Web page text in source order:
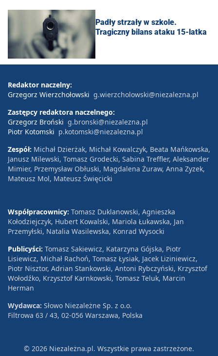
Padły strzały w szkole.
Tragiczny bilans ataku 15-latka
Redaktor naczelny:
Grzegorz Wierzchołowski g.wierzcholowski@niezalezna.pl
Zastępcy redaktora naczelnego:
Grzegorz Broński g.bronski@niezalezna.pl
Piotr Kotomski p.kotomski@niezalezna.pl
Zespół: Michał Dzierżak, Michał Kowalczyk, Beata Mańkowska,
Janusz Milewski, Tomasz Grodecki, Sabina Treffler, Aleksander
Mimier, Przemysław Obłuski, Magdalena Żuraw, Anna Zyzek,
Mateusz Mol, Mateusz Święcicki
Współpracownicy: Tomasz Duklanowski, Agnieszka
Kołodziejczyk, Hubert Kowalski, Mariola Łukawska, Jan
Przemyłski, Natalia Wasilewska, Konrad Wysocki
Publicyści: Tomasz Sakiewicz, Katarzyna Gójska, Piotr
Lisiewicz, Michał Rachoń, Tomasz Łysiak, Jacek Liziniewicz,
Piotr Nisztor, Adrian Stankowski, Antoni Rybczyński, Krzysztof
Wołodźko, Krzysztof Karnkowski, Tomasz Teluk, Marcin
Herman
Wydawca: Słowo Niezależne Sp. z o.o.
Filtrowa 63 / 43, 02-056 Warszawa, Polska
© 2026 Niezależna.pl. Wszystkie prawa zastrzeżone.